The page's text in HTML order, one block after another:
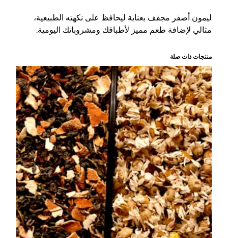
ص
ف
م
ج
ف
ف
ليمون أصفر مجفف بعناية ليحافظ على نكهته الطبيعية،
مثالي لإضافة طعم مميز لأطباقك ومشروباتك اليومية.
منتجات ذات صلة